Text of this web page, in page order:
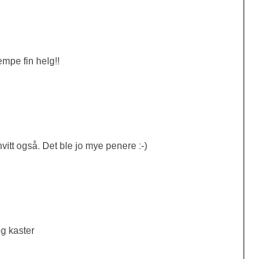
fin helg!!
også. Det ble jo mye penere :-)
kaster